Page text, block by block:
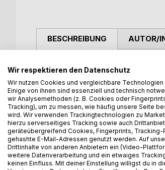
BESCHREIBUNG
Zeitspiegel, Kurzgeschichten
Liebe Leserinnen, liebe Leser,
mit Texten von einem Leben
Jahrhunderts berichte ich.
Die Erinnerungen an die eigene
meine Gedanken dazu
AUTOR/
Wir respektieren den Datenschutz
Wir nutzen Cookies und vergleichbare Technologien
Einige von ihnen sind essenziell und technisch
wir Analysemethoden (z. B. Cookies oder
Tracking), um zu messen, wie häufig unsere Seite
wird. Wir verwenden Trackingtechnologien zu
hierzu serverseitiges Tracking sowie auch
geräteübergreifend Cookies, Fingerprints, Tracking-
gehashte E-Mail-Adressen genutzt werden. Auf
Drittinhalte von anderen Anbietern ein (Video-
weitere Datenverarbeitung und ein etwaiges
keinen Einfluss. Mit deiner Einstellung willigst du in